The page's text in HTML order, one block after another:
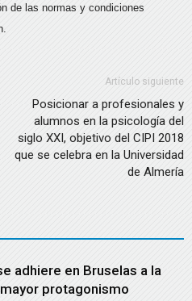
de las normas y condiciones
Artículo siguiente
Posicionar a profesionales y
alumnos en la psicología del
siglo XXI, objetivo del CIPI 2018
que se celebra en la Universidad
de Almería
adhiere en Bruselas a la
protagonismo